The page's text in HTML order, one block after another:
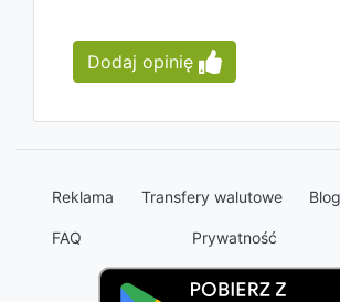
Dodaj opinię
Reklama Transfery walutowe Blog
FAQ Prywatność